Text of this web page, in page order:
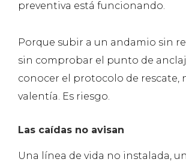
preventiva está funcionando.
Porque subir a un andamio sin
sin comprobar el punto de
conocer el protocolo de rescate,
valentía. Es riesgo.
Las caídas no avisan
Una línea de vida no instalada,